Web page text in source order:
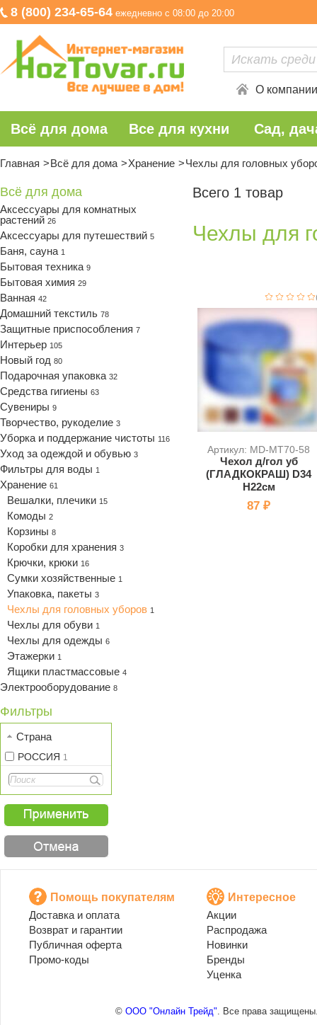
8 (800) 234-65-64 ежедневно с 08:00 до 20:00
О компании
Всё для дома Все для кухни Сад,
Главная Всё для дома Хранение Чехлы для головных
Всё для дома
Аксессуары для комнатных
растений 26
Аксессуары для путешествий 5
Баня, сауна 1
Бытовая техника 9
Бытовая химия 29
Ванная 42
Домашний текстиль 78
Защитные приспособления 7
Интерьер 105
Новый год 80
Подарочная упаковка 32
Средства гигиены 63
Сувениры 9
Творчество, рукоделие 3
Уборка и поддержание чистоты 116
Уход за одеждой и обувью 3
Фильтры для воды 1
Хранение 61
Вешалки, плечики 15
Комоды 2
Корзины 8
Коробки для хранения 3
Крючки, крюки 16
Сумки хозяйственные 1
Упаковка, пакеты 3
Чехлы для головных уборов 1
Чехлы для обуви 1
Чехлы для одежды 6
Этажерки 1
Ящики пластмассовые 4
Электрооборудование 8
Фильтры
Страна
РОССИЯ 1
Всего 1 товар
Чехлы для
Артикул: MD-МТ70-58
Чехол д/гол уб
(ГЛАДКОКРАШ) D34
H22см
87 ₽
Помощь покупателям
Доставка и оплата
Возврат и гарантии
Публичная оферта
Промо-коды
Интересное
Акции
Распродажа
Новинки
Бренды
Уценка
© ООО "Онлайн Трейд". Все права